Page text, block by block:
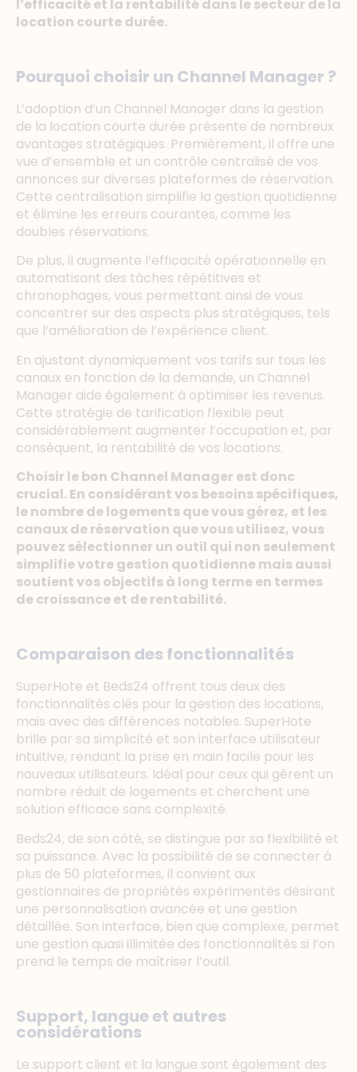
l’efficacité et la rentabilité dans le secteur de la
location courte durée.
Pourquoi choisir un Channel Manager ?
L’adoption d’un Channel Manager dans la gestion
de la location courte durée présente de nombreux
avantages stratégiques. Premièrement, il offre une
vue d’ensemble et un contrôle centralisé de vos
annonces sur diverses plateformes de réservation.
Cette centralisation simplifie la gestion quotidienne
et élimine les erreurs courantes, comme les
doubles réservations.
De plus, il augmente l’efficacité opérationnelle en
automatisant des tâches répétitives et
chronophages, vous permettant ainsi de vous
concentrer sur des aspects plus stratégiques, tels
que l’amélioration de l’expérience client.
En ajustant dynamiquement vos tarifs sur tous les
canaux en fonction de la demande, un Channel
Manager aide également à optimiser les revenus.
Cette stratégie de tarification flexible peut
considérablement augmenter l’occupation et, par
conséquent, la rentabilité de vos locations.
Choisir le bon Channel Manager est donc
crucial. En considérant vos besoins spécifiques,
le nombre de logements que vous gérez, et les
canaux de réservation que vous utilisez, vous
pouvez sélectionner un outil qui non seulement
simplifie votre gestion quotidienne mais aussi
soutient vos objectifs à long terme en termes
de croissance et de rentabilité.
Comparaison des fonctionnalités
SuperHote et Beds24 offrent tous deux des
fonctionnalités clés pour la gestion des locations,
mais avec des différences notables. SuperHote
brille par sa simplicité et son interface utilisateur
intuitive, rendant la prise en main facile pour les
nouveaux utilisateurs. Idéal pour ceux qui gèrent un
nombre réduit de logements et cherchent une
solution efficace sans complexité.
Beds24, de son côté, se distingue par sa flexibilité et
sa puissance. Avec la possibilité de se connecter à
plus de 50 plateformes, il convient aux
gestionnaires de propriétés expérimentés désirant
une personnalisation avancée et une gestion
détaillée. Son interface, bien que complexe, permet
une gestion quasi illimitée des fonctionnalités si l’on
prend le temps de maîtriser l’outil.
Support, langue et autres
considérations
Le support client et la langue sont également des